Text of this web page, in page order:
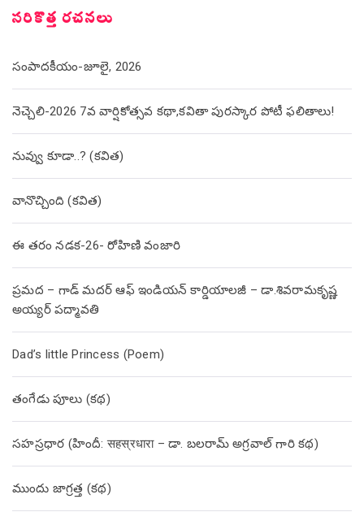
సరికొత్త రచనలు
సంపాదకీయం-జూలై, 2026
నెచ్చెలి-2026 7వ వార్షికోత్సవ కథా,కవితా పురస్కార పోటీ ఫలితాలు!
నువ్వు కూడా..? (కవిత)
వానొచ్చింది (కవిత)
ఈ తరం నడక-26- రోహిణి వంజారి
ప్రమద – గాడ్ మదర్ ఆఫ్ ఇండియన్ కార్డియాలజీ – డా.శివరామకృష్ణ
అయ్యర్ పద్మావతి
Dad’s little Princess (Poem)
తంగేడు పూలు (క‌థ‌)
సహస్రధార (హిందీ: सहस्रधारा – డా. బలరామ్ అగ్రవాల్ గారి కథ)
ముందు జాగ్రత్త (క‌థ‌)